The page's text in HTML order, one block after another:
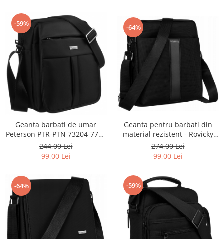
-59%
Geanta barbati de umar
Peterson PTR-PTN 73204-7752
BL
244,00 Lei
99,00 Lei
-64%
Geanta pentru barbati din
material rezistent - Rovicky
PTR-R-2003-6755 BL
274,00 Lei
99,00 Lei
-64% -59%